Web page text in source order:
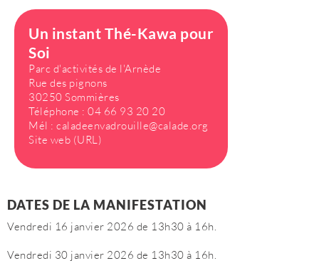
Un instant Thé-Kawa pour
Soi
Parc d'activités de l'Arnède
Rue des pignons
30250 Sommières
Téléphone : 04 66 93 20 20
Mél : caladeenvadrouille@calade.org
Site web (URL)
DATES DE LA MANIFESTATION
Vendredi 16 janvier 2026 de 13h30 à 16h.
Vendredi 30 janvier 2026 de 13h30 à 16h.